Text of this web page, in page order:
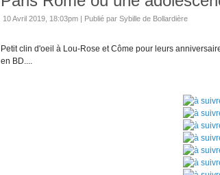
10 Avril 2019, 18:03pm Publié par Sybille de Bollardière
Petit clin d'oeil à Lou-Rose et Côme pour leurs
en BD....